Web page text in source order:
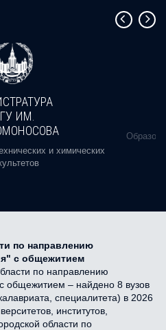
ИМ.
и химических
по направлению
с общежитием
по направлению
общежитием – найдено 8 вузов
специалитета) в 2026
институтов,
области по